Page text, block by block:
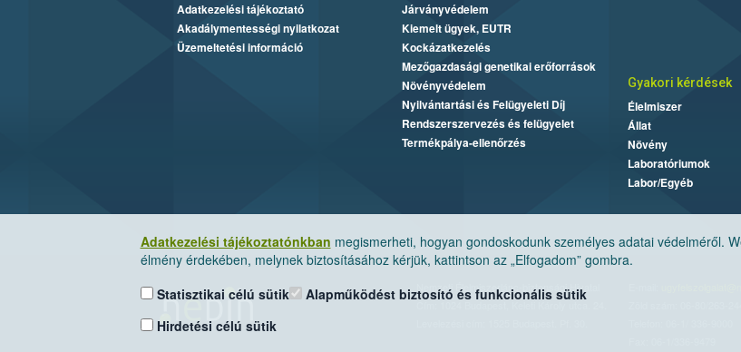
Adatkezelési tájékoztatónkban megismerheti, hogyan gondoskodunk személyes adatai védelméről.
élmény érdekében, melynek biztosításához kérjük, kattintson az „Elfogadom” gombra.
Statisztikai célú sütik
Hirdetési célú sütik
Alapműködést biztosító és funkcionális sütik
Adatkezelési tájékoztató
Akadálymentességi nyilatkozat
Üzemeltetési információ
Járványvédelem
Kiemelt ügyek, EUTR
Kockázatkezelés
Mezőgazdasági genetikai erőforrások
Növényvédelem
Nyilvántartási és Felügyeleti Díj
Rendszerszervezés és felügyelet
Termékpálya-ellenőrzés
Gyakori kérdések
Élelmiszer
Állat
Növény
Laboratóriumok
Labor/Egyéb
Nemzeti Élelmiszerlánc-biztonsági Hivatal